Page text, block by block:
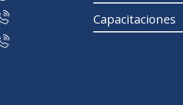
Capacitaciones